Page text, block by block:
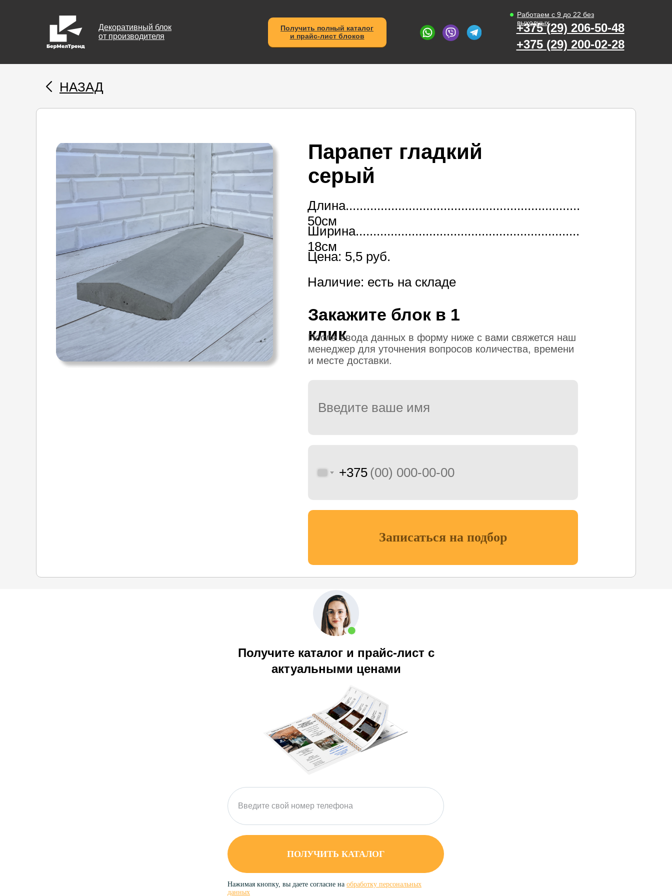
Получить полный каталог
и прайс-лист блоков
Декоративный блок
от производителя
+375 (29) 200-02-28
Работаем с 9 до 22 без
выходных
+375 (29) 206-50-48
НАЗАД
Парапет гладкий
серый
Закажите блок в 1
клик
Длина...................................................................
50см
+375
Записаться на подбор
Ширина................................................................
18см
Цена: 5,5 руб.
Наличие: есть на складе
После ввода данных в форму ниже с вами свяжется наш
менеджер для уточнения вопросов количества, времени
и месте доставки.
Получите каталог и прайс-лист с
актуальными ценами
ПОЛУЧИТЬ КАТАЛОГ
Нажимая кнопку, вы даете согласие на обработку персональных
данных